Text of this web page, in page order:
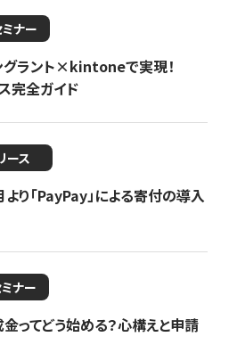
ミナー
グラント×kintoneで実現！
完全ガイド
ース
り「PayPay」による寄付の導入
ナー
ってどう始める？心構えと申請